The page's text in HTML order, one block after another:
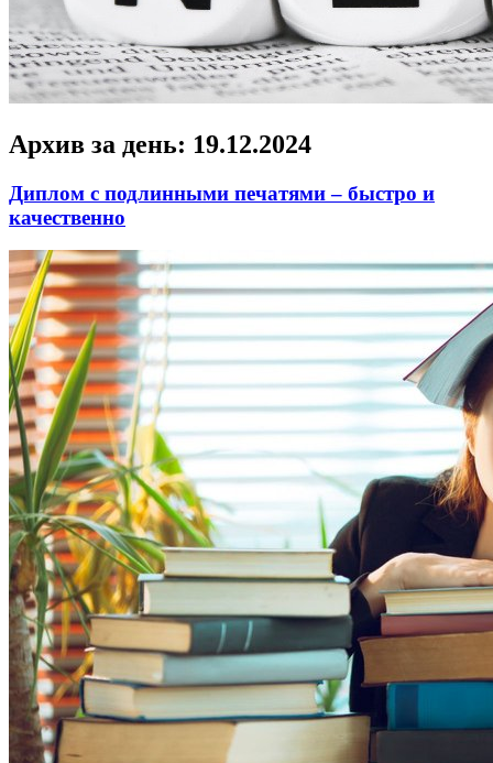
Архив за день: 19.12.2024
Диплом с подлинными печатями – быстро и
качественно